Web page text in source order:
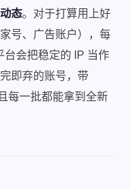
态。对于打算用上好
号、广告账户），每
会把稳定的 IP 当作
即弃的账号，带
每一批都能拿到全新